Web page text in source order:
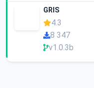
GRIS
4.3
8 347
v1.0.3b